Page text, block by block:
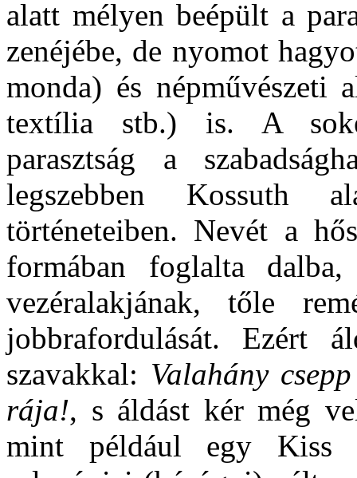
alatt mélyen beépült a
zenéjébe, de nyomot
monda) és népművészeti
textília stb.) is. A
parasztság a
legszebben Kossuth
történeteiben. Nevét a
formában foglalta
vezéralakjának, tőle
jobbrafordulását. Ezért
szavakkal: Valahány
rája!, s áldást kér még
mint például egy Kiss